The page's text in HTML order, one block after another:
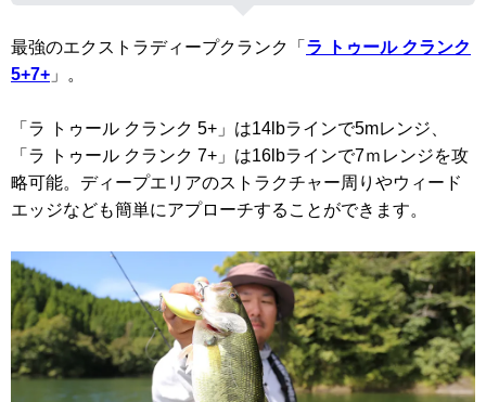
最強のエクストラディープクランク「 ラ トゥール クランク
5+7+ 」。
「ラ トゥール クランク 5+」は14lbラインで5mレンジ、
「ラ トゥール クランク 7+」は16lbラインで7ｍレンジを攻
略可能。ディープエリアのストラクチャー周りやウィード
エッジなども簡単にアプローチすることができます。